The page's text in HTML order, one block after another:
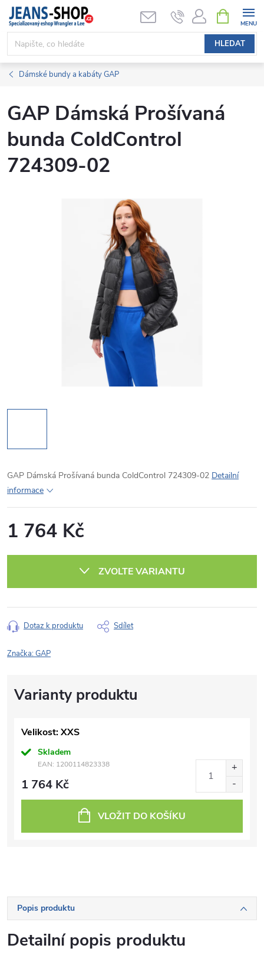
Přejít
obsah
HLEDAT
NÁKUPNÍ
KOŠÍK
Dámské bundy a kabáty GAP
GAP Dámská Prošívaná
bunda ColdControl
724309-02
GAP Dámská Prošívaná bunda ColdControl 724309-02 Detailní
informace
1 764 Kč
ZVOLTE VARIANTU
Dotaz k produktu Sdílet
Značka:GAP
Velikost: XXS
Skladem
EAN: 1200114823338
1 764 Kč
VLOŽIT DO KOŠÍKU
Popis produktu
Detailní popis produktu